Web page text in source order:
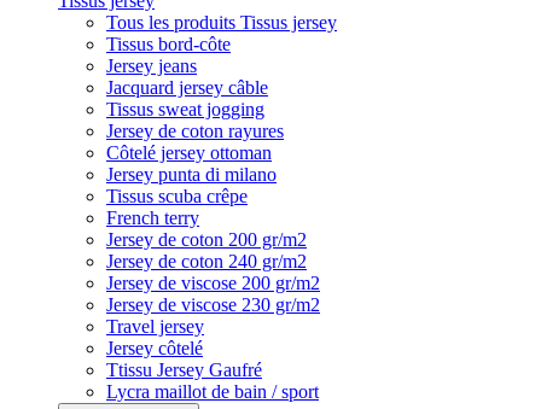
Tous les produits Tissus jersey
Tissus bord-côte
Jersey jeans
Jacquard jersey câble
Tissus sweat jogging
Jersey de coton rayures
Côtelé jersey ottoman
Jersey punta di milano
Tissus scuba crêpe
French terry
Jersey de coton 200 gr/m2
Jersey de coton 240 gr/m2
Jersey de viscose 200 gr/m2
Jersey de viscose 230 gr/m2
Travel jersey
Jersey côtelé
Ttissu Jersey Gaufré
Lycra maillot de bain / sport